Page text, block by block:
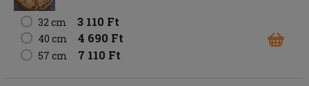
32 cm 3 110 Ft
40 cm 4 690 Ft
57 cm 7 110 Ft